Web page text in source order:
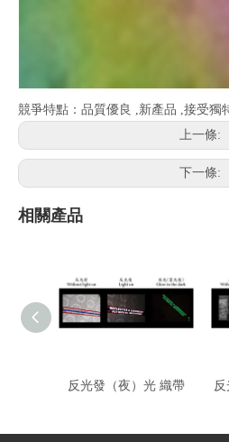
競爭特點：品質優良 ,新產品 ,接受獨
上一條:
下一條:
相關產品
反光發（夜）光 織帶